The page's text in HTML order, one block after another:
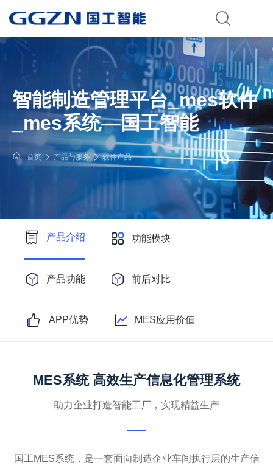
智能制造管理平台_mes软件
_mes系统—国工智能
首页 产品与服务 软件产品
产品介绍 功能模块
产品功能 前后对比
APP优势 MES应用价值
MES系统 高效生产信息化管理系统
助力企业打造智能工厂，实现精益生产
国工MES系统，是一套面向制造企业车间执行层的生产信